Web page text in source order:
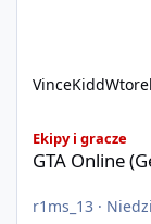
VinceKidd
Ekipy i gracze
GTA Online
r1ms_13 ·